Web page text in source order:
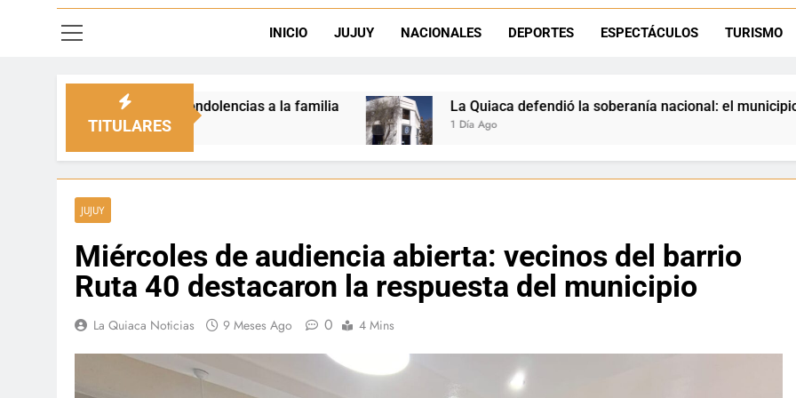
Día del Niño en La Quiaca: el municipio prepara una gran
INICIO JUJUY NACIONALES DEPORTES ESPECTÁCULOS TURISMO
TITULARES
a la familia La Quiaca defendió la soberanía nacional: el municipio rechazó la flexibilización de
JUJUY
Miércoles de audiencia abierta: vecinos del barrio
Ruta 40 destacaron la respuesta del municipio
La Quiaca Noticias 9 Meses Ago 0 4 Mins